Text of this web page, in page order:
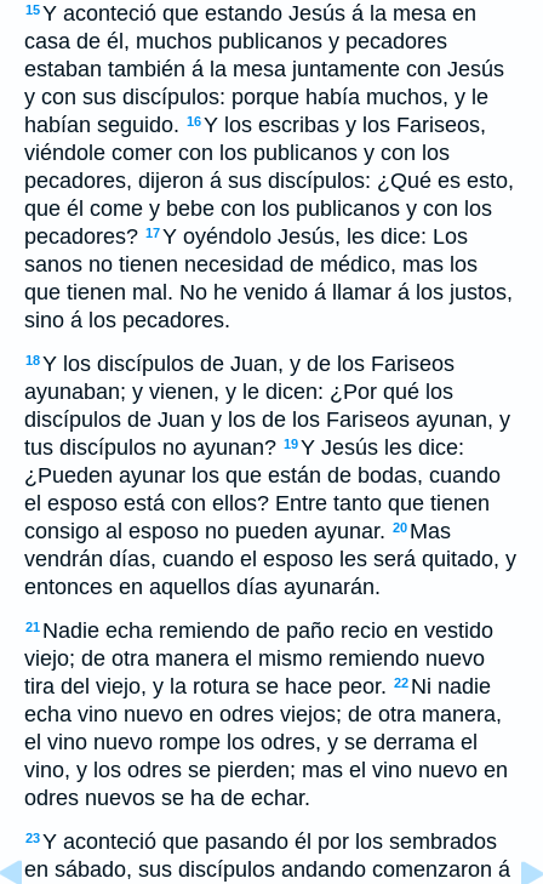
15Y aconteció que estando Jesús á la mesa en
casa de él, muchos publicanos y pecadores
estaban también á la mesa juntamente con Jesús
y con sus discípulos: porque había muchos, y le
habían seguido. 16Y los escribas y los Fariseos,
viéndole comer con los publicanos y con los
pecadores, dijeron á sus discípulos: ¿Qué es esto,
que él come y bebe con los publicanos y con los
pecadores? 17Y oyéndolo Jesús, les dice: Los
sanos no tienen necesidad de médico, mas los
que tienen mal. No he venido á llamar á los justos,
sino á los pecadores.
18Y los discípulos de Juan, y de los Fariseos
ayunaban; y vienen, y le dicen: ¿Por qué los
discípulos de Juan y los de los Fariseos ayunan, y
tus discípulos no ayunan? 19Y Jesús les dice:
¿Pueden ayunar los que están de bodas, cuando
el esposo está con ellos? Entre tanto que tienen
consigo al esposo no pueden ayunar. 20 Mas
vendrán días, cuando el esposo les será quitado, y
entonces en aquellos días ayunarán.
21 Nadie echa remiendo de paño recio en vestido
viejo; de otra manera el mismo remiendo nuevo
tira del viejo, y la rotura se hace peor. 22 Ni nadie
echa vino nuevo en odres viejos; de otra manera,
el vino nuevo rompe los odres, y se derrama el
vino, y los odres se pierden; mas el vino nuevo en
odres nuevos se ha de echar.
23Y aconteció que pasando él por los sembrados
en sábado, sus discípulos andando comenzaron á